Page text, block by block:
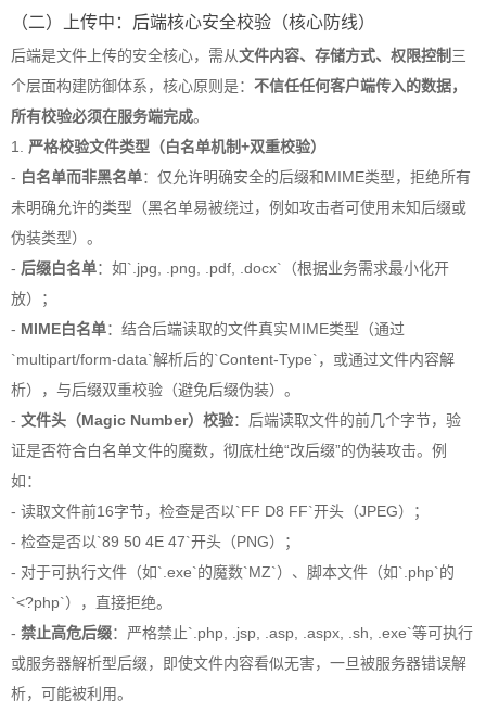
（二）上传中：后端核心安全校验（核心防线）
后端是文件上传的安全核心，需从文件内容、存储方式、权限控制 三
个层面构建防御体系，核心原则是： 不信任任何客户端传入的数据，
所有校验必须在服务端完成。
1. 严格校验文件类型（白名单机制+双重校验）
- 白名单而非黑名单：仅允许明确安全的后缀和MIME类型，拒绝所有
未明确允许的类型（黑名单易被绕过，例如攻击者可使用未知后缀或
伪装类型）。
- 后缀白名单：如`.jpg, .png, .pdf, .docx`（根据业务需求最小化开
放）；
- MIME白名单：结合后端读取的文件真实MIME类型（通过
`multipart/form-data`解析后的`Content-Type`，或通过文件内容解
析），与后缀双重校验（避免后缀伪装）。
- 文件头（Magic Number）校验：后端读取文件的前几个字节，验
证是否符合白名单文件的魔数，彻底杜绝“改后缀”的伪装攻击。例
如：
- 读取文件前16字节，检查是否以`FF D8 FF`开头（JPEG）；
- 检查是否以`89 50 4E 47`开头（PNG）；
- 对于可执行文件（如`.exe`的魔数`MZ`）、脚本文件（如`.php`的
`<?php`），直接拒绝。
- 禁止高危后缀：严格禁止`.php, .jsp, .asp, .aspx, .sh, .exe`等可执行
或服务器解析型后缀，即使文件内容看似无害，一旦被服务器错误解
析，可能被利用。